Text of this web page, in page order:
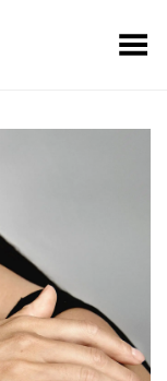
Obrir/tancar el menú